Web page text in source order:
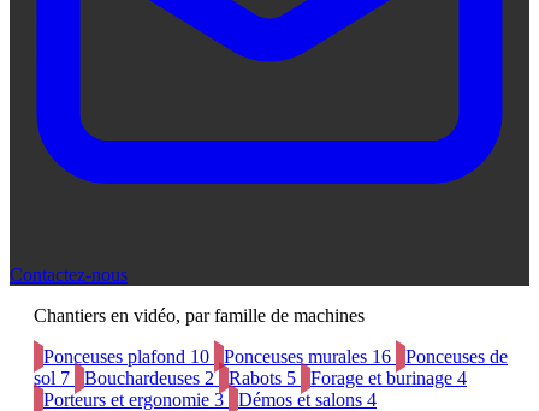
Contactez-nous
Chantiers en vidéo, par famille de machines
Ponceuses plafond 10 Ponceuses murales 16
Ponceuses de
sol 7 Bouchardeuses 2 Rabots 5 Forage et burinage 4
Porteurs et ergonomie 3 Démos et salons 4